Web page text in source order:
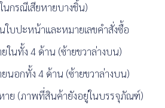
นกรณีเสียหายบางชิ้น)
ใบปะหน้าและหมายเลขคำสั่งซื้อ
ในทั้ง 4 ด้าน (ซ้ายขวาล่างบน)
นอกทั้ง 4 ด้าน (ซ้ายขวาล่างบน)
าย (ภาพที่สินค้ายังอยู่ในบรรจุภัณฑ์)